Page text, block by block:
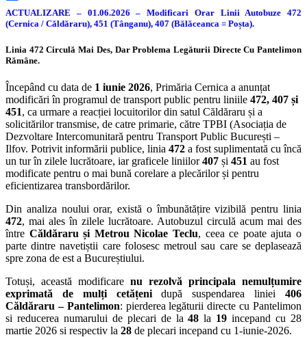
Share
ACTUALIZARE – 01.06.2026 – Modificari Orar Linii Autobuze 472
(Cernica / Căldăraru), 451 (Tânganu), 407 (Bălăceanca = Poșta).
Linia 472 Circulă Mai Des, Dar Problema Legăturii Directe Cu Pantelimon
Rămâne.
Începând cu data de 1 iunie 2026, Primăria Cernica a anunțat
modificări în programul de transport public pentru liniile 472, 407 și
451, ca urmare a reacției locuitorilor din satul Căldăraru și a
solicitărilor transmise, de catre primarie, către TPBI (Asociația de
Dezvoltare Intercomunitară pentru Transport Public București –
Ilfov. Potrivit informării publice, linia 472 a fost suplimentată cu încă
un tur în zilele lucrătoare, iar graficele liniilor407 și 451 au fost
modificate pentru o mai bună corelare a plecărilor și pentru
eficientizarea transbordărilor.
Din analiza noului orar, există o îmbunătățire vizibilă pentru linia
472, mai ales în zilele lucrătoare. Autobuzul circulă acum mai des
între Căldăraru și Metrou Nicolae Teclu, ceea ce poate ajuta o
parte dintre navetiștii care folosesc metroul sau care se deplasează
spre zona de est a Bucureștiului.
Totuși, această modificare nu rezolvă principala nemulțumire
exprimată de mulți cetățenidupă suspendarea liniei406
Căldăraru – Pantelimon: pierderea legăturii directe cu Pantelimon
si reducerea numarului de plecari de la48 la 19 incepand cu 28
martie 2026 si respectiv la 28 de plecari incepand cu 1-iunie-2026.